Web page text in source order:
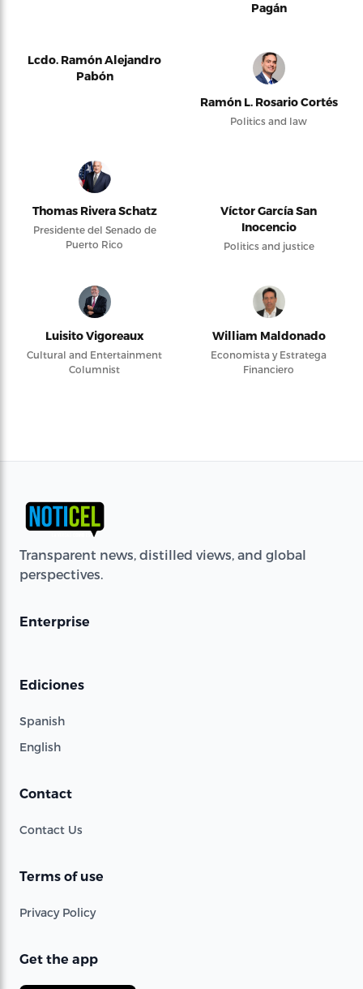
Pagán
Lcdo. Ramón Alejandro
Pabón
Ramón L. Rosario Cortés
Politics and law
Thomas Rivera Schatz
Presidente del Senado de
Puerto Rico
Víctor García San
Inocencio
Politics and justice
Luisito Vigoreaux
Cultural and Entertainment
Columnist
William Maldonado
Economista y Estratega
Financiero
Transparent news, distilled views, and global
perspectives.
Enterprise
Ediciones
Spanish
English
Contact
Contact Us
Terms of use
Privacy Policy
Get the app